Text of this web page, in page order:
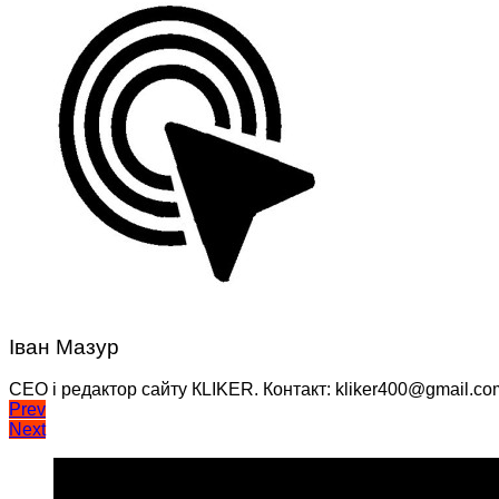
Іван Мазур
CEO і редактор сайту КLIKER. Контакт:
Навігація
записів
Prev
Next